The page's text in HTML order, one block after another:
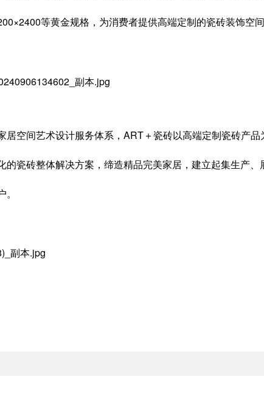
等黄金规格，为消费者提供高端定制的瓷砖装饰空间
居空间艺术设计服务体系，ART＋瓷砖以高端定制瓷砖产
的瓷砖整体解决方案，缔造精品完美家居，建立起集生产